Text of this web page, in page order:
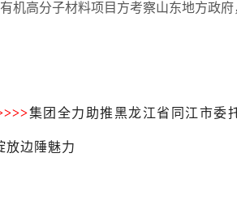
机高分子材料项目方考察山东地方政
集团全力助推黑龙江省同江市委
放边陲魅力